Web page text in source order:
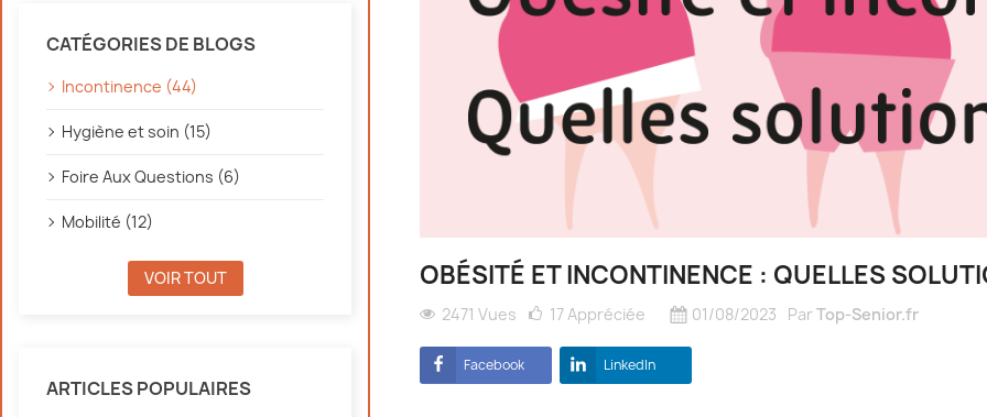
CATÉGORIES DE BLOGS
Incontinence (44)
Hygiène et soin (15)
Foire Aux Questions (6)
Mobilité (12)
VOIR TOUT
ARTICLES POPULAIRES
OBÉSITÉ ET INCONTINENCE : QUELLES
2471 Vues 17 Appréciée 01/08/2023 ParTop-Senior.fr
Facebook LinkedIn